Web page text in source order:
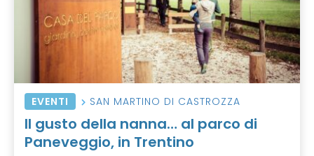
EVENTI SAN MARTINO DI CASTROZZA
Il gusto della nanna… al parco di
Paneveggio, in Trentino